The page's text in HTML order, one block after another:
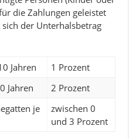
die Zahlungen geleistet
der Unterhalsbetrag
Jahren
1 Prozent
Jahren
2 Prozent
je
zwischen 0
und 3 Prozent